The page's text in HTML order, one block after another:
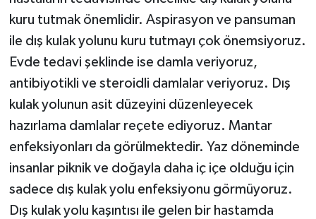
kuru tutmak önemlidir. Aspirasyon ve pansuman
ile dış kulak yolunu kuru tutmayı çok önemsiyoruz.
Evde tedavi şeklinde ise damla veriyoruz,
antibiyotikli ve steroidli damlalar veriyoruz. Dış
kulak yolunun asit düzeyini düzenleyecek
hazırlama damlalar reçete ediyoruz. Mantar
enfeksiyonları da görülmektedir. Yaz döneminde
insanlar piknik ve doğayla daha iç içe olduğu için
sadece dış kulak yolu enfeksiyonu görmüyoruz.
Dış kulak yolu kaşıntısı ile gelen bir hastamda